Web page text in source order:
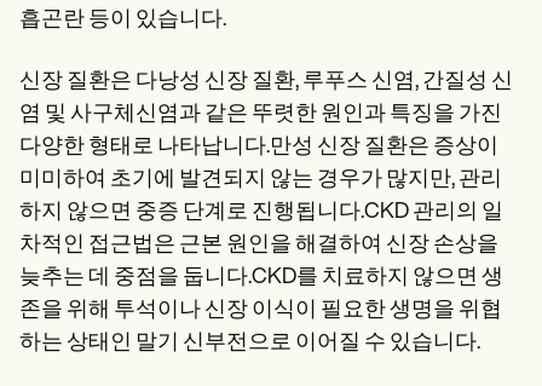
Pricing
Get started
흡곤란 등이 있습니다.
신장 질환은 다낭성 신장 질환, 루푸스 신염, 간질성 신
염 및 사구체신염과 같은 뚜렷한 원인과 특징을 가진
다양한 형태로 나타납니다.만성 신장 질환은 증상이
미미하여 초기에 발견되지 않는 경우가 많지만, 관리
하지 않으면 중증 단계로 진행됩니다.CKD 관리의 일
차적인 접근법은 근본 원인을 해결하여 신장 손상을
늦추는 데 중점을 둡니다.CKD를 치료하지 않으면 생
존을 위해 투석이나 신장 이식이 필요한 생명을 위협
하는 상태인 말기 신부전으로 이어질 수 있습니다.